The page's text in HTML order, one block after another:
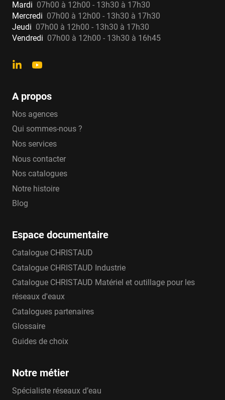
Mardi 07h00 à 12h00 - 13h30 à 17h30
Mercredi 07h00 à 12h00 - 13h30 à 17h30
Jeudi 07h00 à 12h00 - 13h30 à 17h30
Vendredi 07h00 à 12h00 - 13h30 à 16h45
A propos
Nos agences
Qui sommes-nous ?
Nos services
Nous contacter
Nos catalogues
Notre histoire
Blog
Espace documentaire
Catalogue CHRISTAUD
Catalogue CHRISTAUD Industrie
Catalogue CHRISTAUD Matériel et outillage pour les
réseaux d'eaux
Catalogues partenaires
Glossaire
Guides de choix
Notre métier
Spécialiste réseaux d’eau